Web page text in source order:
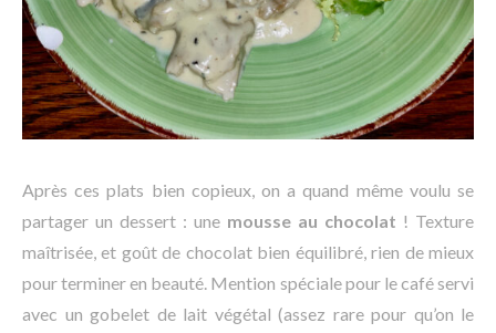
Après ces plats bien copieux, on a quand même voulu se
partager un dessert : une mousse au chocolat ! Texture
maîtrisée, et goût de chocolat bien équilibré, rien de mieux
pour terminer en beauté. Mention spéciale pour le café servi
avec un gobelet de lait végétal (assez rare pour qu’on le